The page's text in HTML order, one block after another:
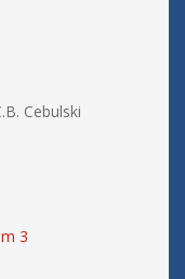
Cebulski
3